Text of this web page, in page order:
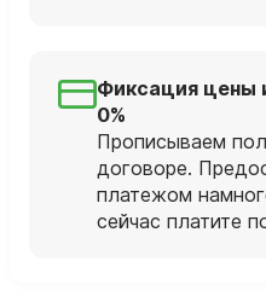
Фиксация цены
0%
Прописываем
договоре.
платежом
сейчас платите